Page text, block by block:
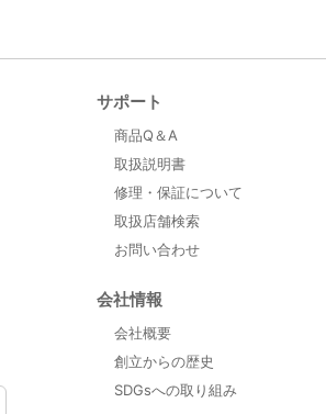
サポート
商品Q＆A
取扱説明書
修理・保証について
取扱店舗検索
お問い合わせ
会社情報
会社概要
創立からの歴史
SDGsへの取り組み